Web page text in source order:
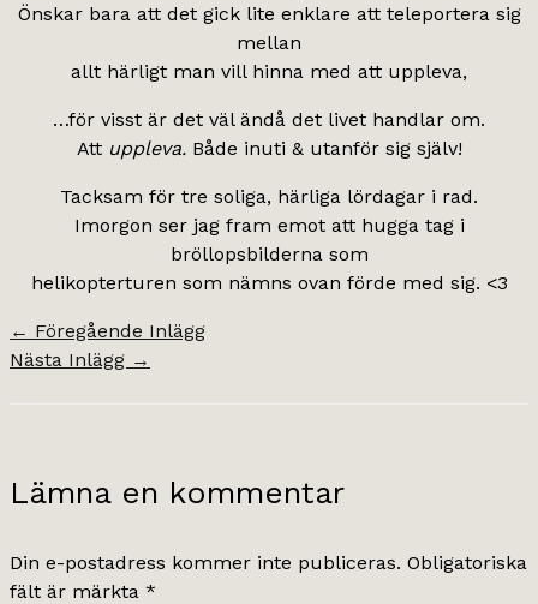
Önskar bara att det gick lite enklare att teleportera sig
mellan
allt härligt man vill hinna med att uppleva,
…för visst är det väl ändå det livet handlar om.
Att uppleva. Både inuti & utanför sig själv!
Tacksam för tre soliga, härliga lördagar i rad.
Imorgon ser jag fram emot att hugga tag i
bröllopsbilderna som
helikopterturen som nämns ovan förde med sig. <3
← Föregående Inlägg
Nästa Inlägg →
Lämna en kommentar
Din e-postadress kommer inte publiceras. Obligatoriska
fält är märkta *